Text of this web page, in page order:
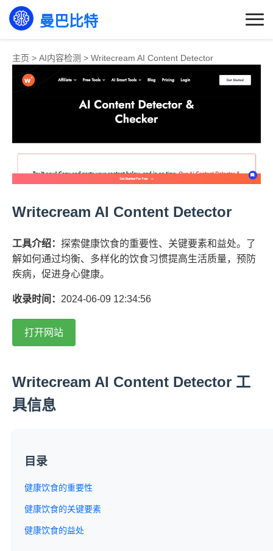
曼巴比特
主页 > AI内容检测 > Writecream AI Content Detector
Writecream AI Content Detector
工具介绍： 探索健康饮食的重要性、关键要素和益处。了
解如何通过均衡、多样化的饮食习惯提高生活质量，预防
疾病，促进身心健康。
收录时间： 2024-06-09 12:34:56
打开网站
Writecream AI Content Detector 工
具信息
目录
健康饮食的重要性
健康饮食的关键要素
健康饮食的益处